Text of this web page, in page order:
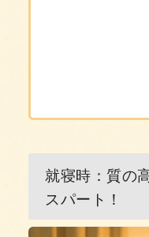
就寝時：質の
スパート！